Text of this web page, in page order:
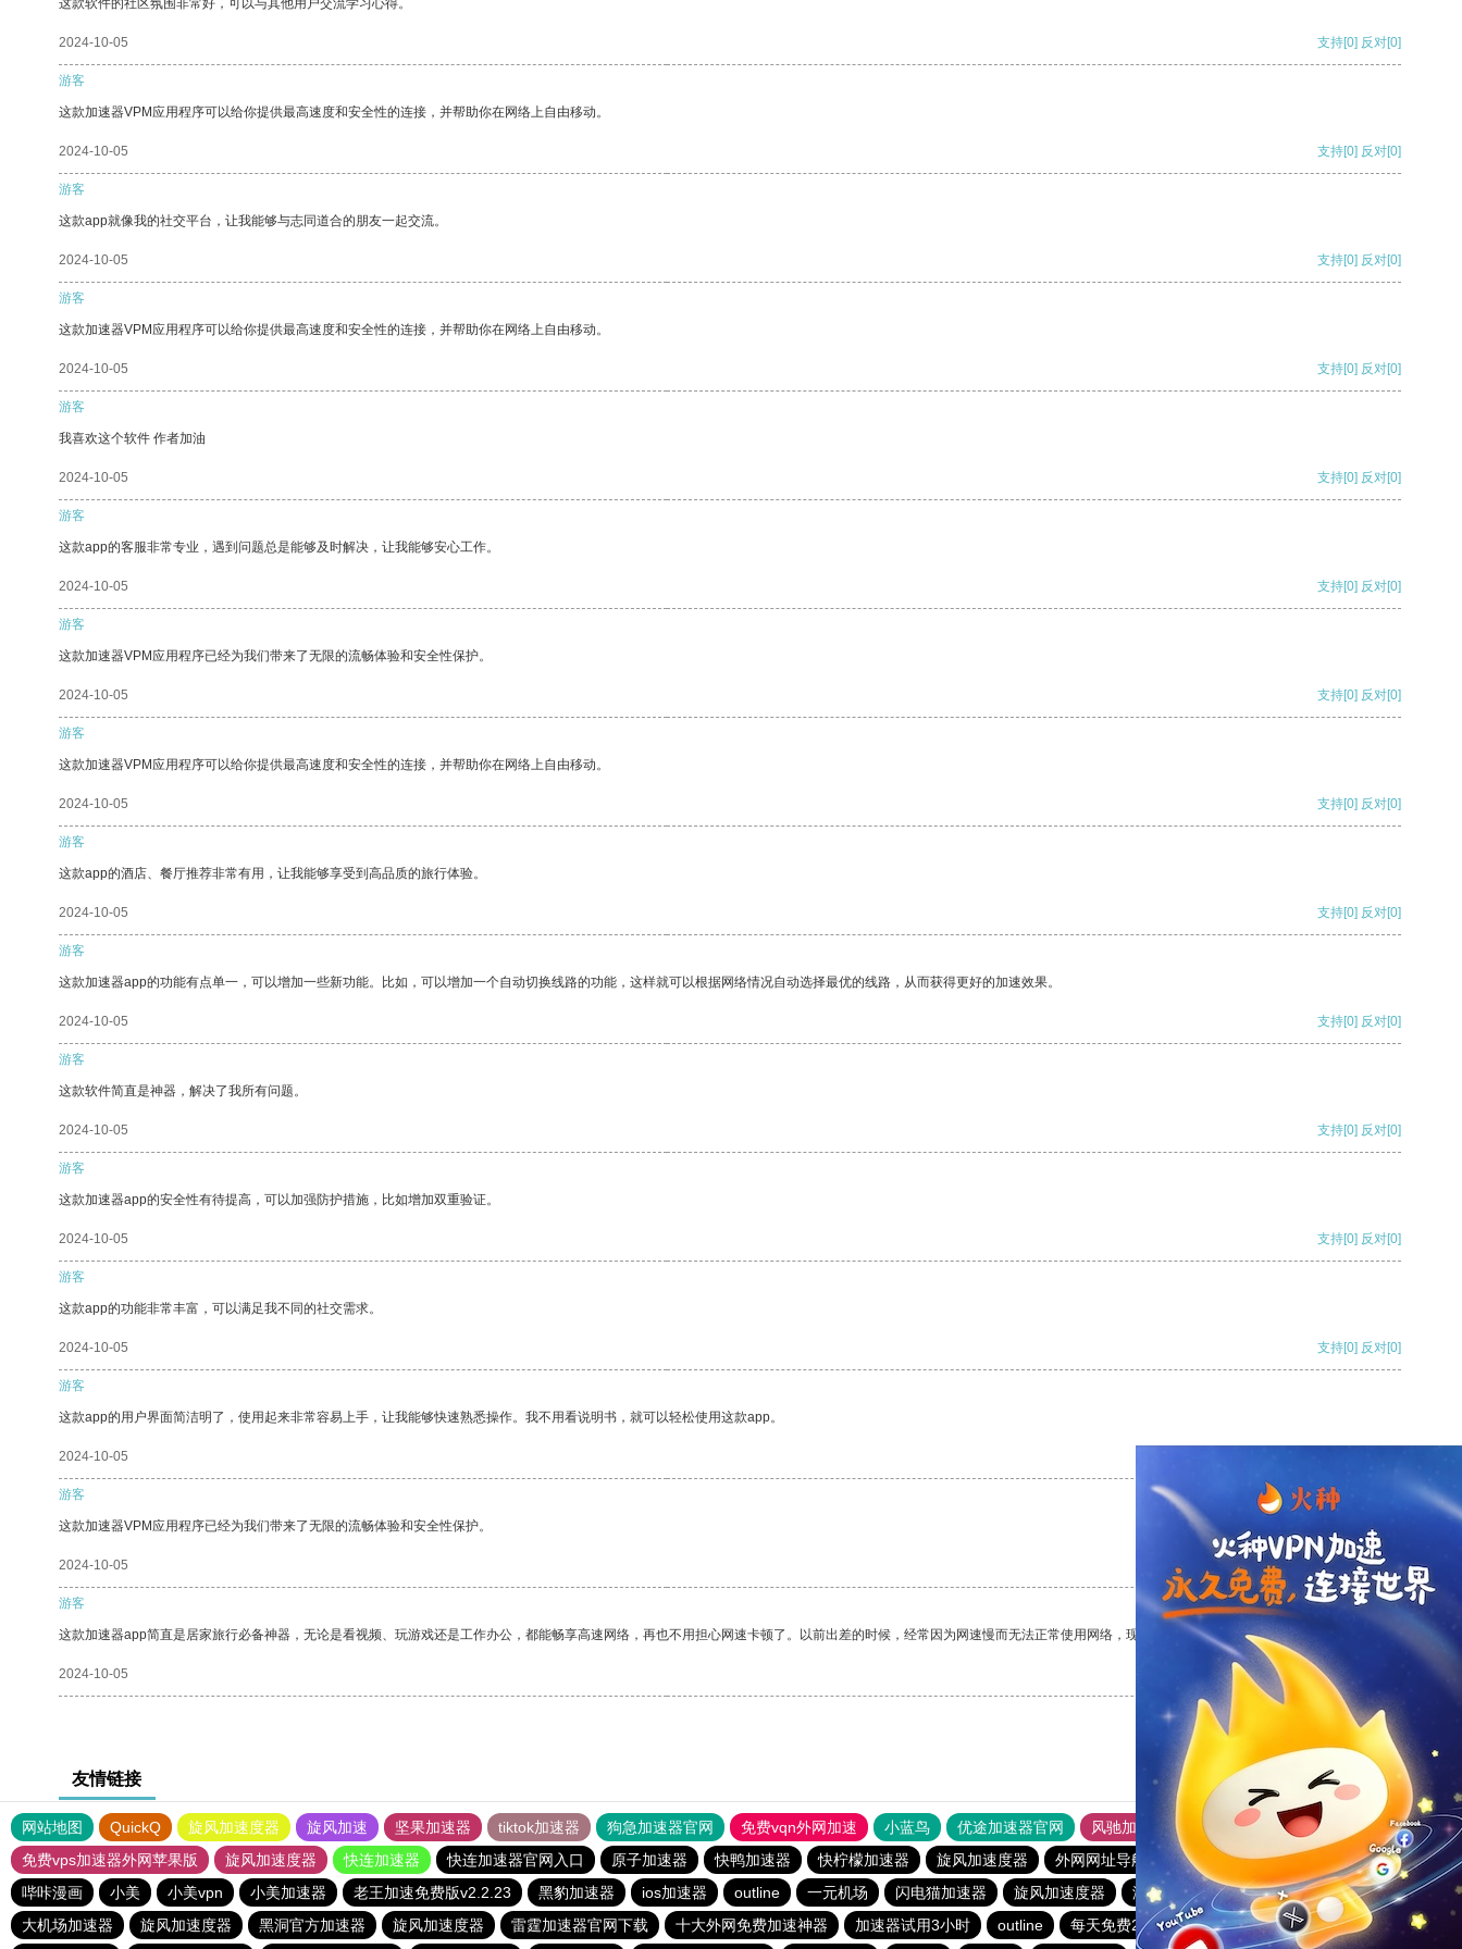
这款软件的社区氛围非常好，可以与其他用户交流学习心得。
2024-10-05 支持[0] 反对[0]
游客
这款加速器VPM应用程序可以给你提供最高速度和安全性的连接，并帮助你在网络上自由移动。
2024-10-05 支持[0] 反对[0]
游客
这款app就像我的社交平台，让我能够与志同道合的朋友一起交流。
2024-10-05 支持[0] 反对[0]
游客
这款加速器VPM应用程序可以给你提供最高速度和安全性的连接，并帮助你在网络上自由移动。
2024-10-05 支持[0] 反对[0]
游客
我喜欢这个软件 作者加油
2024-10-05 支持[0] 反对[0]
游客
这款app的客服非常专业，遇到问题总是能够及时解决，让我能够安心工作。
2024-10-05 支持[0] 反对[0]
游客
这款加速器VPM应用程序已经为我们带来了无限的流畅体验和安全性保护。
2024-10-05 支持[0] 反对[0]
游客
这款加速器VPM应用程序可以给你提供最高速度和安全性的连接，并帮助你在网络上自由移动。
2024-10-05 支持[0] 反对[0]
游客
这款app的酒店、餐厅推荐非常有用，让我能够享受到高品质的旅行体验。
2024-10-05 支持[0] 反对[0]
游客
这款加速器app的功能有点单一，可以增加一些新功能。比如，可以增加一个自动切换线路的功能，这样就可以根据网络情况自动选择最优的线路，从而获得更好的加速效果。
2024-10-05 支持[0] 反对[0]
游客
这款软件简直是神器，解决了我所有问题。
2024-10-05 支持[0] 反对[0]
游客
这款加速器app的安全性有待提高，可以加强防护措施，比如增加双重验证。
2024-10-05 支持[0] 反对[0]
游客
这款app的功能非常丰富，可以满足我不同的社交需求。
2024-10-05 支持[0] 反对[0]
游客
这款app的用户界面简洁明了，使用起来非常容易上手，让我能够快速熟悉操作。我不用看说明书，就可以轻松使用这款app。
2024-10-05
游客
这款加速器VPM应用程序已经为我们带来了无限的流畅体验和安全性保护。
2024-10-05 支持 [0] 反对 [0]
游客
这款加速器app简直是居家旅行必备神器，无论是看视频、玩游戏还是工作办公，都能畅享高速网络，再也不用担心网速卡顿了。以前出差的时候，经常因为网速慢而无法正常使用网络，现在有了这个app，我再也不用担心了。
2024-10-05 支持
友情链接
网站地图 QuickQ 旋风加速度器 旋风加速 坚果加速器 tiktok加速器 狗急加速器官网 免费vqn外网加速 小蓝鸟 优途加速器官网 风驰加速器
旋风加速器
免费vps加速器外网苹果版
旋风加速度器 快连加速器 快连加速器官网入口 原子加速器 快鸭加速器 快柠檬加速器 旋风加速度器 外网网址导航 软件中心 雷霆加速
狂飙加速器
哔咔漫画
小美 小美vpn 小美加速器 老王加速免费版v2.2.23 黑豹加速器 ios加速器 outline 一元机场 闪电猫加速器 旋风加速度器 海鸥加速器2024免费
免费vqn加速软件
大机场加速器
旋风加速度器 黑洞官方加速器 旋风加速度器 雷霆加速器官网下载 十大外网免费加速神器 加速器试用3小时 outline 每天免费2小时加速器
快连vρn加速器